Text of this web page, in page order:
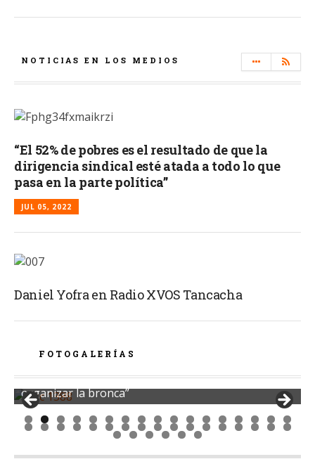
NOTICIAS EN LOS MEDIOS
“El 52% de pobres es el resultado de que la
dirigencia sindical esté atada a todo lo que
pasa en la parte política”
JUL 05, 2022
Daniel Yofra en Radio XVOS Tancacha
FOTOGALERÍAS
73° Congreso: “Hay dirigentes de sobra para
organizar la bronca”